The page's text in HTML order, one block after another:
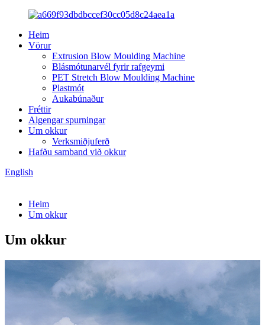
Heim
Vörur
Extrusion Blow Moulding Machine
Blásmótunarvél fyrir rafgeymi
PET Stretch Blow Moulding Machine
Plastmót
Aukabúnaður
Fréttir
Algengar spurningar
Um okkur
Verksmiðjuferð
Hafðu samband við okkur
English
Heim
Um okkur
Um okkur